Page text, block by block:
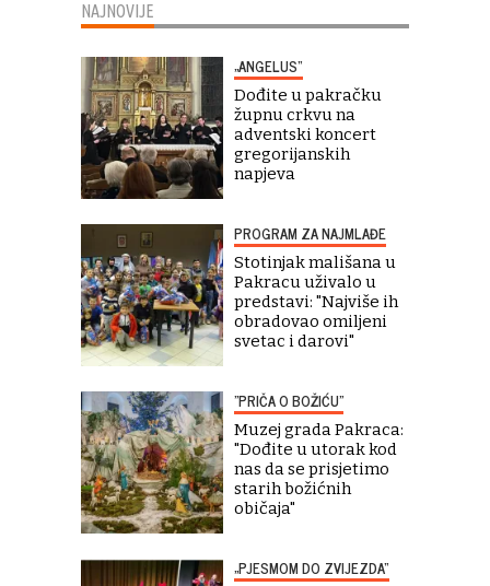
NAJNOVIJE
„ANGELUS“
Dođite u pakračku
župnu crkvu na
adventski koncert
gregorijanskih
napjeva
PROGRAM ZA NAJMLAĐE
Stotinjak mališana u
Pakracu uživalo u
predstavi: "Najviše ih
obradovao omiljeni
svetac i darovi"
"PRIČA O BOŽIĆU"
Muzej grada Pakraca:
"Dođite u utorak kod
nas da se prisjetimo
starih božićnih
običaja"
„PJESMOM DO ZVIJEZDA“